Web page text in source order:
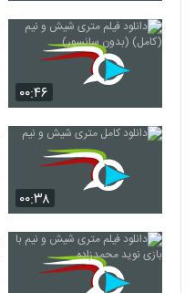
۰۰:۴۶
۰۰:۳۸